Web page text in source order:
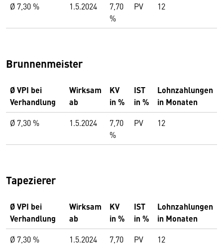
Ø 7,30 % 1.5.2024
7,70
%
PV 12
Brunnenmeister
Ø VPI bei
Verhandlung
Wirksam
ab
KV
in %
IST
in %
Lohnzahlungen
in Monaten
Ø 7,30 % 1.5.2024
7,70
%
PV 12
Tapezierer
Ø VPI bei
Verhandlung
Wirksam
ab
KV
in %
IST
in %
Lohnzahlungen
in Monaten
Ø 7,30 % 1.5.2024
7,70
PV 12